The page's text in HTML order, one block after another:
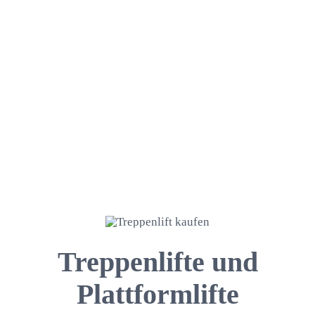
Treppenlifte und
Plattformlifte